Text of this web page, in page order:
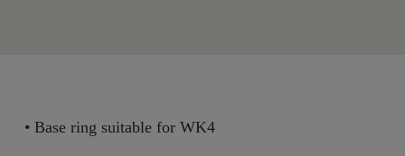
• Base ring suitable for WK4